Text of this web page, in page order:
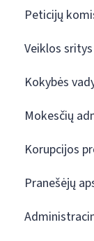
Peticijų
Veiklos sritys
Kokybės
Mokesčių
Korupcijos
Pranešėjų